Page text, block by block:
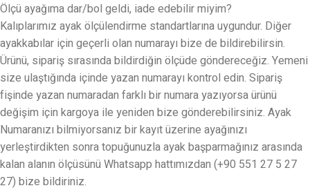
Ölçü ayağıma dar/bol geldi, iade edebilir miyim?
Kalıplarımız ayak ölçülendirme standartlarına uygundur. Diğer
ayakkabılar için geçerli olan numarayı bize de bildirebilirsin.
Ürünü, sipariş sırasında bildirdiğin ölçüde göndereceğiz. Yemeni
size ulaştığında içinde yazan numarayı kontrol edin. Sipariş
fişinde yazan numaradan farklı bir numara yazıyorsa ürünü
değişim için kargoya ile yeniden bize gönderebilirsiniz. Ayak
Numaranızı bilmiyorsanız bir kayıt üzerine ayağınızı
yerleştirdikten sonra topuğunuzla ayak başparmağınız arasında
kalan alanın ölçüsünü Whatsapp hattımızdan (+90 551 27 5 27
27) bize bildiriniz.